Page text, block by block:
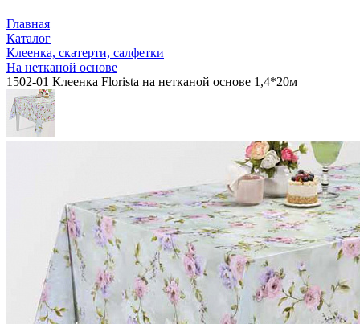
Главная
Каталог
Клеенка, скатерти, салфетки
На нетканой основе
1502-01 Клеенка Florista на нетканой основе 1,4*20м